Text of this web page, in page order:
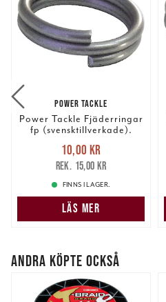
POWER TACKLE
Power Tackle Fjäderringar
fp (svensktillverkade).
Nuvarande pris
10,00 krTidigare pris
15,00 kr
10,00 kr
15,00 kr
FINNS I LAGER.
LÄS MER
ANDRA KÖPTE OCKSÅ